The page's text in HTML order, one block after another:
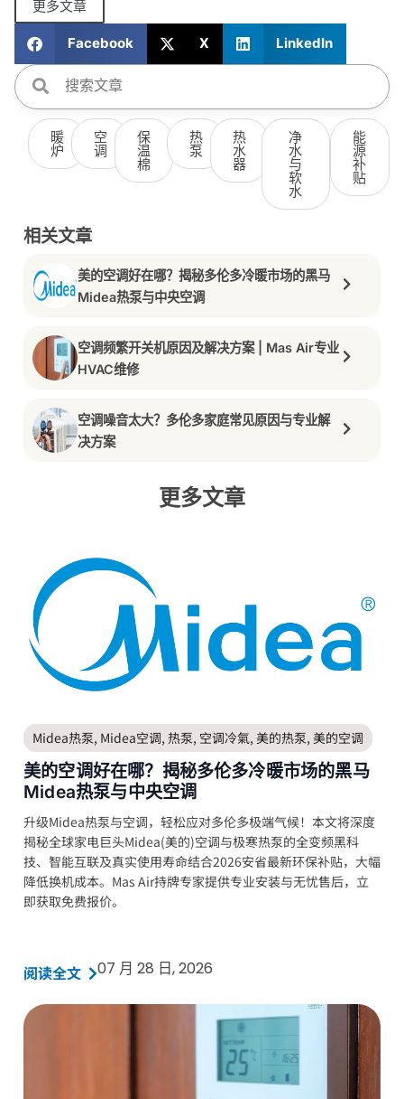
更多文章
Facebook X LinkedIn
暖
炉
空
调
保
温
棉
热
泵
热
水
器
净
水
与
软
水
能
源
补
贴
相关文章
美的空调好在哪？揭秘多伦多冷暖市场的黑马
Midea热泵与中央空调
空调频繁开关机原因及解决方案 | Mas Air专业
HVAC维修
空调噪音太大？多伦多家庭常见原因与专业解
决方案
更多文章
Midea热泵, Midea空调, 热泵, 空调冷氣, 美的热泵, 美的空调
美的空调好在哪？揭秘多伦多冷暖市场的黑马
Midea热泵与中央空调
升级Midea热泵与空调，轻松应对多伦多极端气候！本文将深度
揭秘全球家电巨头Midea(美的)空调与极寒热泵的全变频黑科
技、智能互联及真实使用寿命结合2026安省最新环保补贴，大幅
降低换机成本。Mas Air持牌专家提供专业安装与无忧售后，立
即获取免费报价。
阅读全文 07 月 28 日, 2026